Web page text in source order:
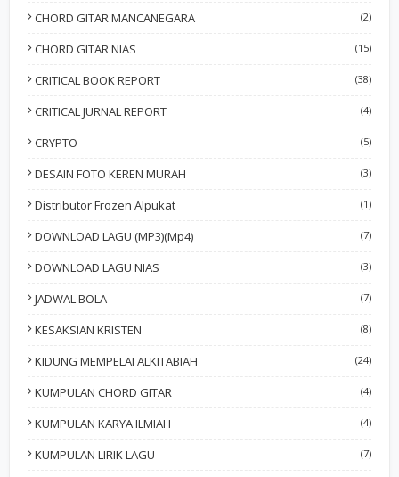
CHORD GITAR MANCANEGARA (2)
CHORD GITAR NIAS (15)
CRITICAL BOOK REPORT (38)
CRITICAL JURNAL REPORT (4)
CRYPTO (5)
DESAIN FOTO KEREN MURAH (3)
Distributor Frozen Alpukat (1)
DOWNLOAD LAGU (MP3)(Mp4) (7)
DOWNLOAD LAGU NIAS (3)
JADWAL BOLA (7)
KESAKSIAN KRISTEN (8)
KIDUNG MEMPELAI ALKITABIAH (24)
KUMPULAN CHORD GITAR (4)
KUMPULAN KARYA ILMIAH (4)
KUMPULAN LIRIK LAGU (7)